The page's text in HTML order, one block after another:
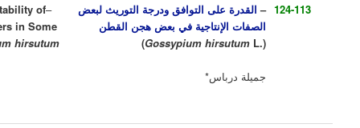
التوافق ودرجة التوريث لبعض
في بعض هجن القطن
–
Combining Ability and Heritability of
Some Productivity Characters in Some
Hybrids of Cotton
Gossypium hirsutum